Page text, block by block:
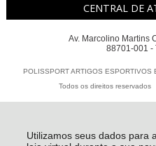
Utilizamos seus dados para
CENTRAL DE
Av. Marcolino Martins
88701-001 -
POLISSPORT ARTIGOS
Todos os direitos reservados